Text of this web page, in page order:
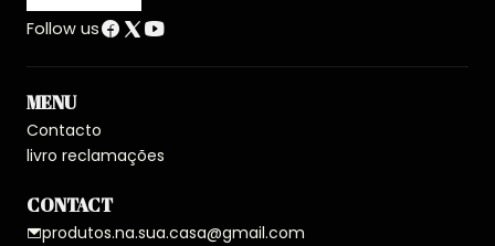
Follow us
MENU
Contacto
livro reclamações
CONTACT
produtos.na.sua.casa@gmail.com